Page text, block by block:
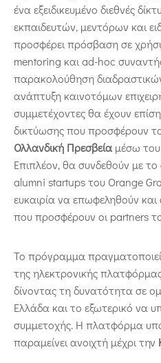
ένα εξειδικευμένο διεθνές
εκπαιδευτών, μεντόρων και
προσφέρει πρόσβαση σε
mentoring και ad-hoc
παρακολούθηση
ανάπτυξη καινοτόμων
συμμετέχοντες θα έχουν
δικτύωσης που προσφέρουν
Ολλανδική Πρεσβεία μέσω του
Επιπλέον, θα συνδεθούν με
alumni startups του Orange
ευκαιρία να επωφεληθούν
που προσφέρουν οι partners
Το πρόγραμμα
της ηλεκτρονικής
δίνοντας τη δυνατότητα σε
Ελλάδα και το εξωτερικό να
συμμετοχής. Η πλατφόρμα
παραμείνει ανοιχτή μέχρι την